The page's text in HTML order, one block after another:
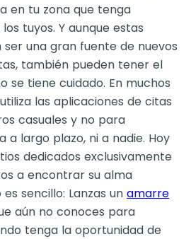
en tu zona que tenga
tuyos. Y aunque estas
una gran fuente de nuevos
también pueden tener el
se tiene cuidado. En muchos
las aplicaciones de citas
casuales y no para
a largo plazo, ni a nadie. Hoy
dedicados exclusivamente
a encontrar su alma
sencillo: Lanzas un amarre
aún no conoces para
tenga la oportunidad de